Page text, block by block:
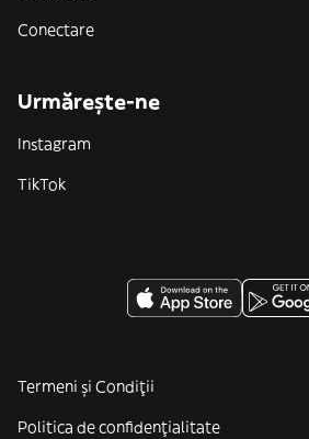
Conectare
Urmărește-ne
Instagram
TikTok
Termeni și Condiții
Politica de confidenţialitate